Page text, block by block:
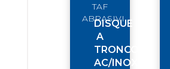
TAF
ABRASIVI
DISQUE
A
TRONCONNER
AC/INOX